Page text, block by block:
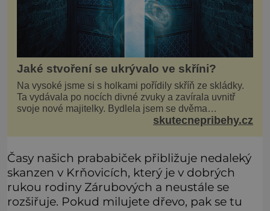
Jaké stvoření se ukrývalo ve skříni?
Na vysoké jsme si s holkami pořídily skříň ze skládky.
Ta vydávala po nocích divné zvuky a zavírala uvnitř
svoje nové majitelky. Bydlela jsem se dvěma
kamarádkami a bavilo nás zvelebovat si náš byt. Skoro
skutecnepribehy.cz
Časy našich prababiček přibližuje nedaleký
skanzen v Krňovicích, který je v dobrých
rukou rodiny Zárubových a neustále se
rozšiřuje. Pokud milujete dřevo, pak se tu